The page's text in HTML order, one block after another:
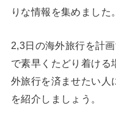
りな情報を集めました。
2,3日の海外旅行を計
で素早くたどり着ける
外旅行を済ませたい人
を紹介しましょう。